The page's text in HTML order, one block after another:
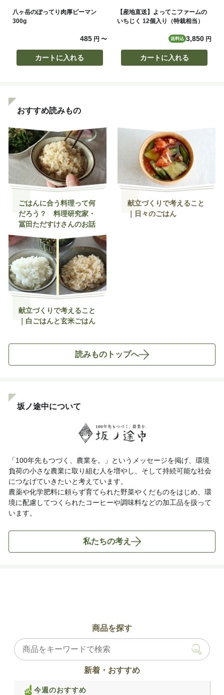
八ヶ岳のぽってり肉厚ピーマン
300g
485円 〜
カートに入れる
【産地直送】よってこファームの
いちじく 12個入り（特栽相当）
送料込 3,850 円
カートに入れる
おすすめ読みもの
ごはんに合う料理って何
だろう？ 料理研究家・
冨田ただすけさんのお話
献立づくりで考えること
｜日々のごはん
献立づくりで考えること
｜白ごはんと玄米ごはん
読みものトップへ
坂ノ途中について
「100年先もつづく、農業を。」というメッセージを掲げ、環境
負荷の小さな農業に取り組む人を増やし、そして持続可能な社会
につなげていきたいと考えています。
農薬や化学肥料に頼らず育てられた野菜やくだものをはじめ、環
境に配慮してつくられたコーヒーや調味料などの加工品を扱って
います。
私たちの考え
商品を探す
新着・おすすめ
今週のおすすめ